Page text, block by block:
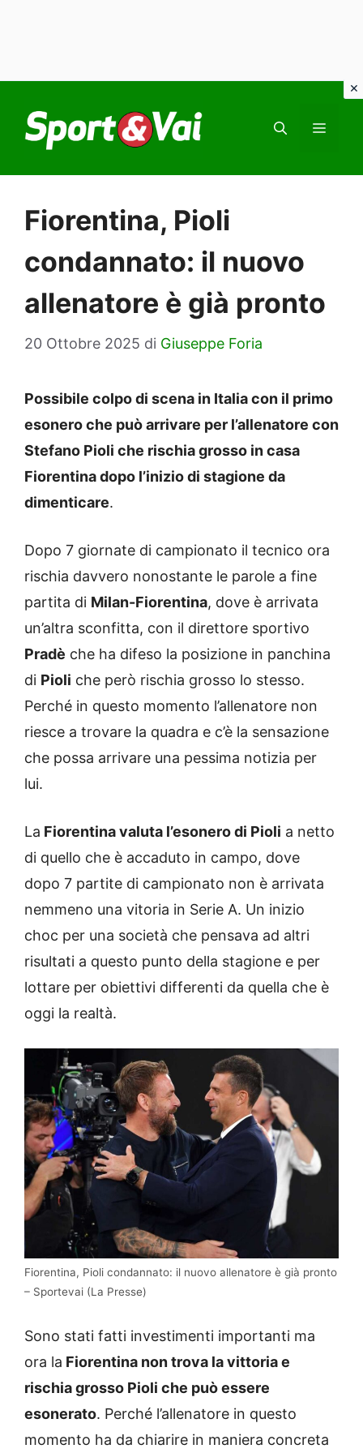
contenuto
Fiorentina, Pioli
condannato: il nuovo
allenatore è già pronto
20 Ottobre 2025 di Giuseppe Foria
Possibile colpo di scena in Italia con il primo
esonero che può arrivare per l’allenatore con
Stefano Pioli che rischia grosso in casa
Fiorentina dopo l’inizio di stagione da
dimenticare.
Dopo 7 giornate di campionato il tecnico ora
rischia davvero nonostante le parole a fine
partita di Milan-Fiorentina, dove è arrivata
un’altra sconfitta, con il direttore sportivo
Pradè che ha difeso la posizione in panchina
di Pioli che però rischia grosso lo stesso.
Perché in questo momento l’allenatore non
riesce a trovare la quadra e c’è la sensazione
che possa arrivare una pessima notizia per
lui.
La Fiorentina valuta l’esonero di Pioli a netto
di quello che è accaduto in campo, dove
dopo 7 partite di campionato non è arrivata
nemmeno una vitoria in Serie A. Un inizio
choc per una società che pensava ad altri
risultati a questo punto della stagione e per
lottare per obiettivi differenti da quella che è
oggi la realtà.
Fiorentina, Pioli condannato: il nuovo allenatore è già pronto
– Sportevai (La Presse)
Sono stati fatti investimenti importanti ma
ora la Fiorentina non trova la vittoria e
rischia grosso Pioli che può essere
esonerato. Perché l’allenatore in questo
momento ha da chiarire in maniera concreta